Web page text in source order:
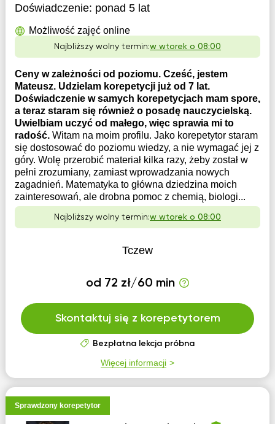
Doświadczenie: ponad 5 lat
Możliwość zajęć online
Najbliższy wolny termin:w wtorek o 08:00
Ceny w zależności od poziomu. Cześć, jestem
Mateusz. Udzielam korepetycji już od 7 lat.
Doświadczenie w samych korepetycjach mam spore,
a teraz staram się również o posadę nauczycielską.
Uwielbiam uczyć od małego, więc sprawia mi to
radość. Witam na moim profilu. Jako korepetytor staram
się dostosować do poziomu wiedzy, a nie wymagać jej z
góry. Wolę przerobić materiał kilka razy, żeby został w
pełni zrozumiany, zamiast wprowadzania nowych
zagadnień. Matematyka to główna dziedzina moich
zainteresowań, ale drobna pomoc z chemią, biologi...
Najbliższy wolny termin:w wtorek o 08:00
Tczew
od 72 zł/60 min
Skontaktuj się z korepetytorem
Bezpłatna lekcja próbna
Więcej informacji
Sprawdzony korepetytor